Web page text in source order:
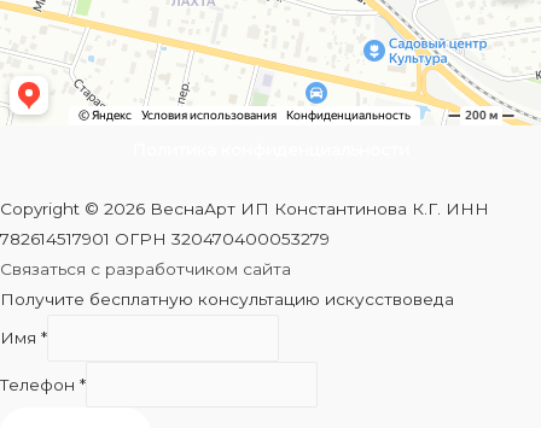
Copyright © 2026 ВеснаАрт ИП Константинова К.Г. ИНН
782614517901 ОГРН 320470400053279
Связаться с разработчиком сайта
Получите бесплатную консультацию искусствоведа
Имя *
Телефон *